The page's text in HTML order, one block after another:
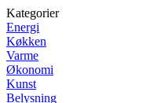
Kategorier
Energi
Køkken
Varme
Økonomi
Kunst
Belysning